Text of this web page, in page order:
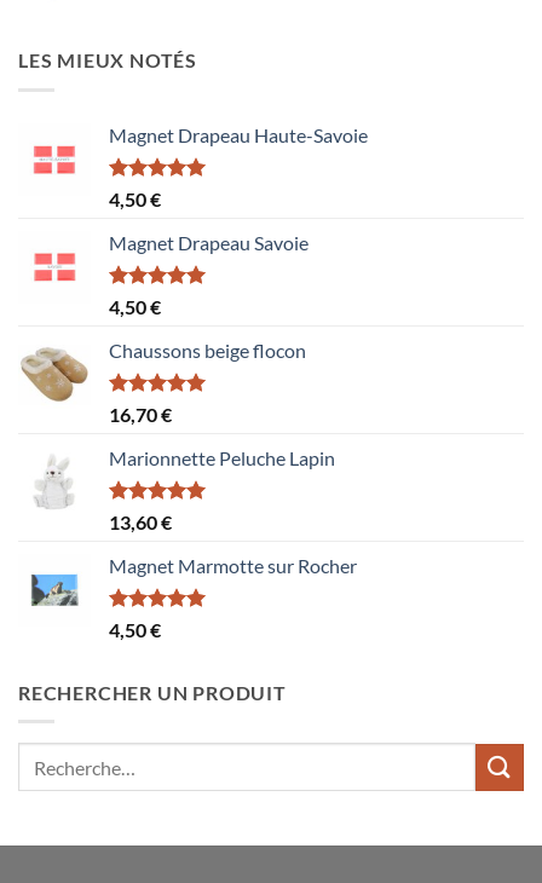
LES MIEUX NOTÉS
Magnet Drapeau Haute-Savoie
Note5.00
sur 5
4,50€
Magnet Drapeau Savoie
Note5.00
sur 5
4,50€
Chaussons beige flocon
Note5.00
sur 5
16,70€
Marionnette Peluche Lapin
Note5.00
sur 5
13,60€
Magnet Marmotte sur Rocher
Note5.00
sur 5
4,50€
RECHERCHER UN PRODUIT